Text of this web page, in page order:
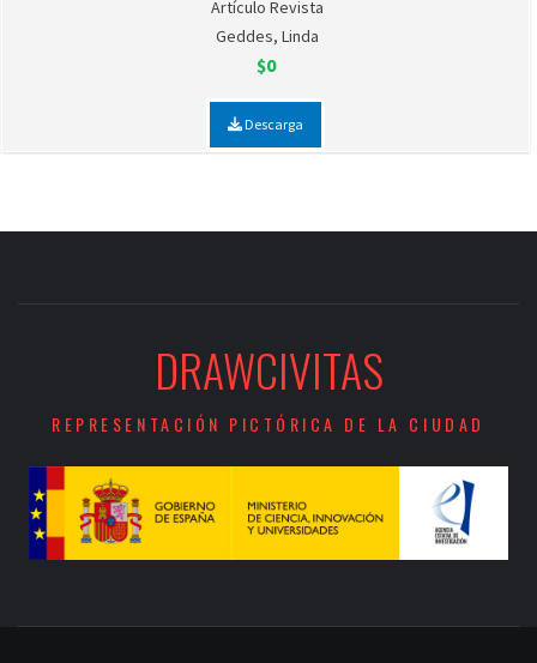
Artículo Revista
Geddes, Linda
$0
Descarga
DRAWCIVITAS
REPRESENTACIÓN PICTÓRICA DE LA CIUDAD